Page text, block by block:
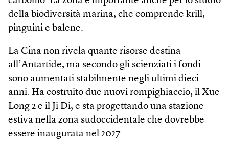
della biodiversità marina, che comprende krill,
pinguini e balene.
La Cina non rivela quante risorse destina
all’Antartide, ma secondo gli scienziati i fondi
sono aumentati stabilmente negli ultimi dieci
anni. Ha costruito due nuovi rompighiaccio, il Xue
Long 2 e il Ji Di, e sta progettando una stazione
estiva nella zona sudoccidentale che dovrebbe
essere inaugurata nel 2027.